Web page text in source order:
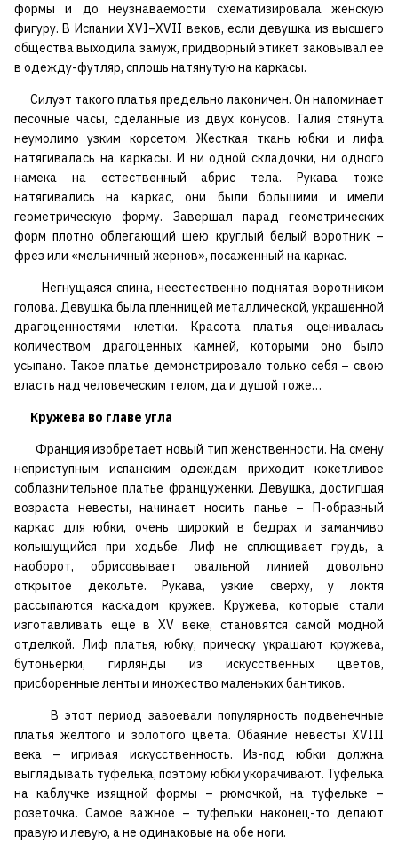
формы и до неузнаваемости схематизировала женскую
фигуру. В Испании XVI–XVII веков, если девушка из высшего
общества выходила замуж, придворный этикет заковывал её
в одежду-футляр, сплошь натянутую на каркасы.
Силуэт такого платья предельно лаконичен. Он напоминает
песочные часы, сделанные из двух конусов. Талия стянута
неумолимо узким корсетом. Жесткая ткань юбки и лифа
натягивалась на каркасы. И ни одной складочки, ни одного
намека на естественный абрис тела. Рукава тоже
натягивались на каркас, они были большими и имели
геометрическую форму. Завершал парад геометрических
форм плотно облегающий шею круглый белый воротник –
фрез или «мельничный жернов», посаженный на каркас.
Негнущаяся спина, неестественно поднятая воротником
голова. Девушка была пленницей металлической, украшенной
драгоценностями клетки. Красота платья оценивалась
количеством драгоценных камней, которыми оно было
усыпано. Такое платье демонстрировало только себя – свою
власть над человеческим телом, да и душой тоже…
Кружева во главе угла
Франция изобретает новый тип женственности. На смену
неприступным испанским одеждам приходит кокетливое
соблазнительное платье француженки. Девушка, достигшая
возраста невесты, начинает носить панье – П-образный
каркас для юбки, очень широкий в бедрах и заманчиво
колышущийся при ходьбе. Лиф не сплющивает грудь, а
наоборот, обрисовывает овальной линией довольно
открытое декольте. Рукава, узкие сверху, у локтя
рассыпаются каскадом кружев. Кружева, которые стали
изготавливать еще в XV веке, становятся самой модной
отделкой. Лиф платья, юбку, прическу украшают кружева,
бутоньерки, гирлянды из искусственных цветов,
присборенные ленты и множество маленьких бантиков.
В этот период завоевали популярность подвенечные
платья желтого и золотого цвета. Обаяние невесты XVIII
века – игривая искусственность. Из-под юбки должна
выглядывать туфелька, поэтому юбки укорачивают. Туфелька
на каблучке изящной формы – рюмочкой, на туфельке –
розеточка. Самое важное – туфельки наконец-то делают
правую и левую, а не одинаковые на обе ноги.